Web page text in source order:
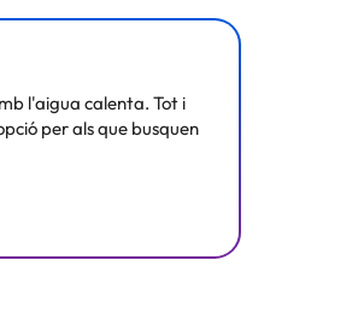
l'aigua calenta. Tot i
per als que busquen